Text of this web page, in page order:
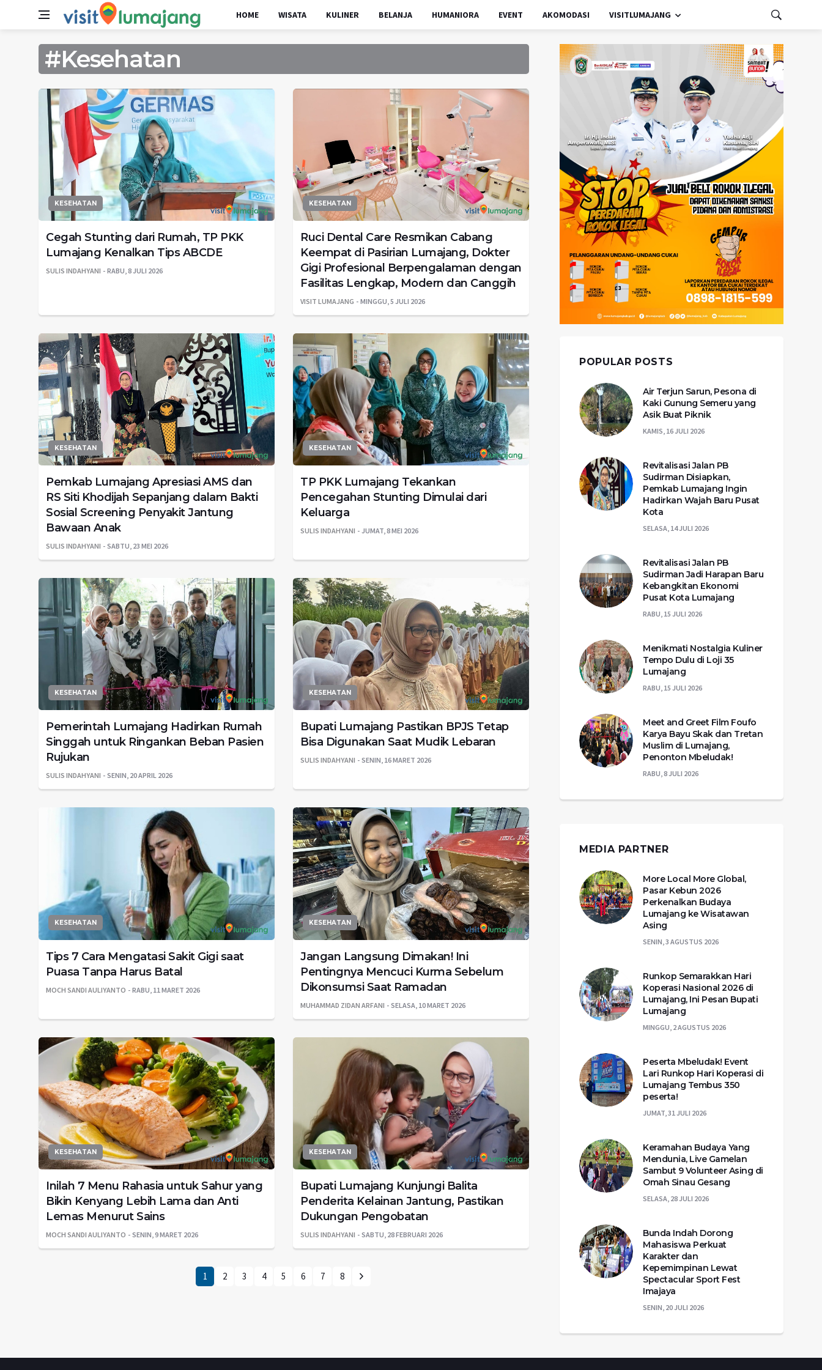
HOME WISATA KULINER BELANJA HUMANIORA EVENT AKOMODASI VISITLUMAJANG
#Kesehatan
KESEHATAN
Cegah Stunting dari Rumah, TP PKK
Lumajang Kenalkan Tips ABCDE
SULIS INDAHYANI RABU, 8 JULI 2026
KESEHATAN
Ruci Dental Care Resmikan Cabang
Keempat di Pasirian Lumajang, Dokter
Gigi Profesional Berpengalaman dengan
Fasilitas Lengkap, Modern dan Canggih
VISIT LUMAJANG MINGGU, 5 JULI 2026
KESEHATAN
Pemkab Lumajang Apresiasi AMS dan
RS Siti Khodijah Sepanjang dalam Bakti
Sosial Screening Penyakit Jantung
Bawaan Anak
SULIS INDAHYANI SABTU, 23 MEI 2026
KESEHATAN
TP PKK Lumajang Tekankan
Pencegahan Stunting Dimulai dari
Keluarga
SULIS INDAHYANI JUMAT, 8 MEI 2026
KESEHATAN
Pemerintah Lumajang Hadirkan Rumah
Singgah untuk Ringankan Beban Pasien
Rujukan
SULIS INDAHYANI SENIN, 20 APRIL 2026
KESEHATAN
Bupati Lumajang Pastikan BPJS Tetap
Bisa Digunakan Saat Mudik Lebaran
SULIS INDAHYANI SENIN, 16 MARET 2026
KESEHATAN
Tips 7 Cara Mengatasi Sakit Gigi saat
Puasa Tanpa Harus Batal
MOCH SANDI AULIYANTO RABU, 11 MARET 2026
KESEHATAN
Jangan Langsung Dimakan! Ini
Pentingnya Mencuci Kurma Sebelum
Dikonsumsi Saat Ramadan
MUHAMMAD ZIDAN ARFANI SELASA, 10 MARET 2026
KESEHATAN
Inilah 7 Menu Rahasia untuk Sahur yang
Bikin Kenyang Lebih Lama dan Anti
Lemas Menurut Sains
MOCH SANDI AULIYANTO SENIN, 9 MARET 2026
KESEHATAN
Bupati Lumajang Kunjungi Balita
Penderita Kelainan Jantung, Pastikan
Dukungan Pengobatan
SULIS INDAHYANI SABTU, 28 FEBRUARI 2026
1 2 3 4 5 6 7 8
POPULAR POSTS
Air Terjun Sarun, Pesona di
Kaki Gunung Semeru yang
Asik Buat Piknik
KAMIS, 16 JULI 2026
Revitalisasi Jalan PB
Sudirman Disiapkan,
Pemkab Lumajang Ingin
Hadirkan Wajah Baru Pusat
Kota
SELASA, 14 JULI 2026
Revitalisasi Jalan PB
Sudirman Jadi Harapan Baru
Kebangkitan Ekonomi
Pusat Kota Lumajang
RABU, 15 JULI 2026
Menikmati Nostalgia Kuliner
Tempo Dulu di Loji 35
Lumajang
RABU, 15 JULI 2026
Meet and Greet Film Foufo
Karya Bayu Skak dan Tretan
Muslim di Lumajang,
Penonton Mbeludak!
RABU, 8 JULI 2026
MEDIA PARTNER
More Local More Global,
Pasar Kebun 2026
Perkenalkan Budaya
Lumajang ke Wisatawan
Asing
SENIN, 3 AGUSTUS 2026
Runkop Semarakkan Hari
Koperasi Nasional 2026 di
Lumajang, Ini Pesan Bupati
Lumajang
MINGGU, 2 AGUSTUS 2026
Peserta Mbeludak! Event
Lari Runkop Hari Koperasi di
Lumajang Tembus 350
peserta!
JUMAT, 31 JULI 2026
Keramahan Budaya Yang
Mendunia, Live Gamelan
Sambut 9 Volunteer Asing di
Omah Sinau Gesang
SELASA, 28 JULI 2026
Bunda Indah Dorong
Mahasiswa Perkuat
Karakter dan
Kepemimpinan Lewat
Spectacular Sport Fest
Imajaya
SENIN, 20 JULI 2026